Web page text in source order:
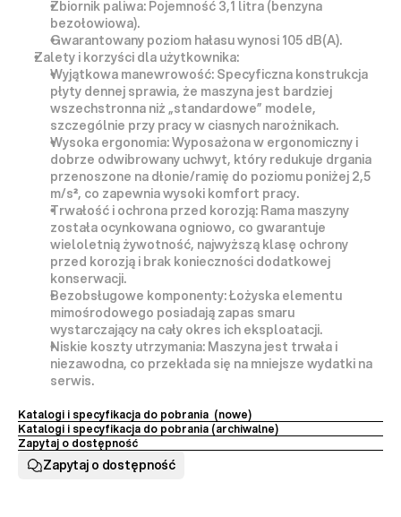
Zbiornik paliwa: Pojemność 3,1 litra (benzyna
bezołowiowa).
Gwarantowany poziom hałasu wynosi 105 dB(A).
Zalety i korzyści dla użytkownika:
Wyjątkowa manewrowość: Specyficzna konstrukcja
płyty dennej sprawia, że maszyna jest bardziej
wszechstronna niż „standardowe” modele,
szczególnie przy pracy w ciasnych narożnikach.
Wysoka ergonomia: Wyposażona w ergonomiczny i
dobrze odwibrowany uchwyt, który redukuje drgania
przenoszone na dłonie/ramię do poziomu poniżej 2,5
m/s², co zapewnia wysoki komfort pracy.
Trwałość i ochrona przed korozją: Rama maszyny
została ocynkowana ogniowo, co gwarantuje
wieloletnią żywotność, najwyższą klasę ochrony
przed korozją i brak konieczności dodatkowej
konserwacji.
Bezobsługowe komponenty: Łożyska elementu
mimośrodowego posiadają zapas smaru
wystarczający na cały okres ich eksploatacji.
Niskie koszty utrzymania: Maszyna jest trwała i
niezawodna, co przekłada się na mniejsze wydatki na
serwis.
Katalogi i specyfikacja do pobrania  (nowe)
Katalogi i specyfikacja do pobrania (archiwalne)
Zapytaj o dostępność
Zapytaj o dostępność